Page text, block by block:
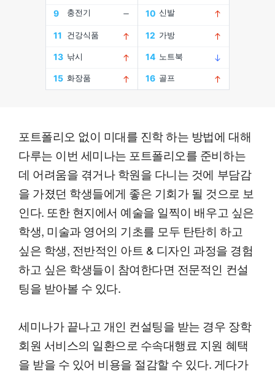
포트폴리오 없이 미대를 진학 하는 방법에 대해
다루는 이번 세미나는 포트폴리오를 준비하는
데 어려움을 겪거나 학원을 다니는 것에 부담감
을 가졌던 학생들에게 좋은 기회가 될 것으로 보
인다. 또한 현지에서 예술을 일찍이 배우고 싶은
학생, 미술과 영어의 기초를 모두 탄탄히 하고
싶은 학생, 전반적인 아트 & 디자인 과정을 경험
하고 싶은 학생들이 참여한다면 전문적인 컨설
팅을 받아볼 수 있다.
세미나가 끝나고 개인 컨설팅을 받는 경우 장학
회원 서비스의 일환으로 수속대행료 지원 혜택
을 받을 수 있어 비용을 절감할 수 있다. 게다가